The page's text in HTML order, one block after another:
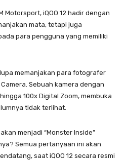
Motorsport, iQOO 12 hadir dengan
mata, tetapi juga
para pengguna yang memiliki
memanjakan para fotografer
Sebuah kamera dengan
100x Digital Zoom, membuka
tidak terlihat.
menjadi “Monster Inside”
Semua pertanyaan ini akan
saat iQOO 12 secara resmi